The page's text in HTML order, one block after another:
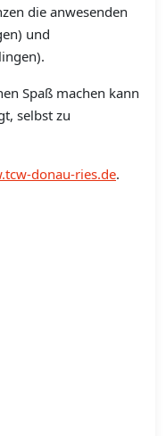
die anwesenden
und
Spaß machen kann
selbst zu
donau-ries.de.